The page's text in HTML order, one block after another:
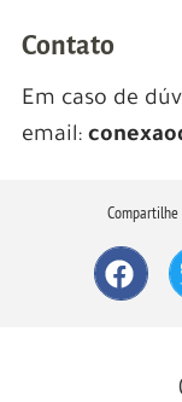
Contato
Em caso de
email: